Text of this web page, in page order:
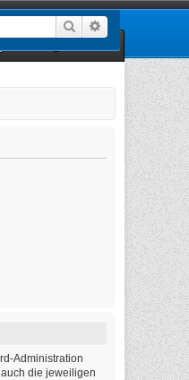
Suche
Administration
die jeweiligen